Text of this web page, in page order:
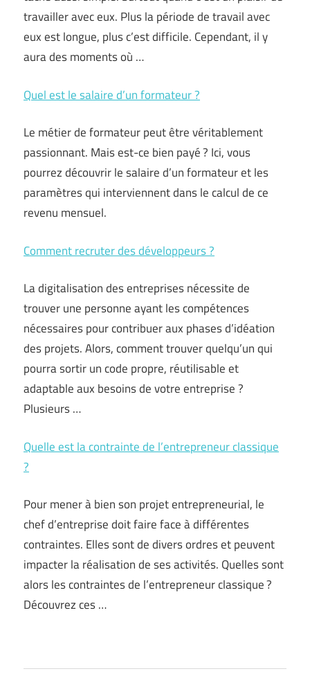
travailler avec eux. Plus la période de travail avec
eux est longue, plus c’est difficile. Cependant, il y
aura des moments où …
Quel est le salaire d’un formateur ?
Le métier de formateur peut être véritablement
passionnant. Mais est-ce bien payé ? Ici, vous
pourrez découvrir le salaire d’un formateur et les
paramètres qui interviennent dans le calcul de ce
revenu mensuel.
Comment recruter des développeurs ?
La digitalisation des entreprises nécessite de
trouver une personne ayant les compétences
nécessaires pour contribuer aux phases d’idéation
des projets. Alors, comment trouver quelqu’un qui
pourra sortir un code propre, réutilisable et
adaptable aux besoins de votre entreprise ?
Plusieurs …
Quelle est la contrainte de l’entrepreneur classique
?
Pour mener à bien son projet entrepreneurial, le
chef d’entreprise doit faire face à différentes
contraintes. Elles sont de divers ordres et peuvent
impacter la réalisation de ses activités. Quelles sont
alors les contraintes de l’entrepreneur classique ?
Découvrez ces …